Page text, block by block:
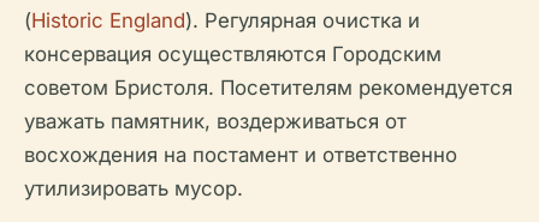
(Historic England). Регулярная очистка и
консервация осуществляются Городским
советом Бристоля. Посетителям рекомендуется
уважать памятник, воздерживаться от
восхождения на постамент и ответственно
утилизировать мусор.